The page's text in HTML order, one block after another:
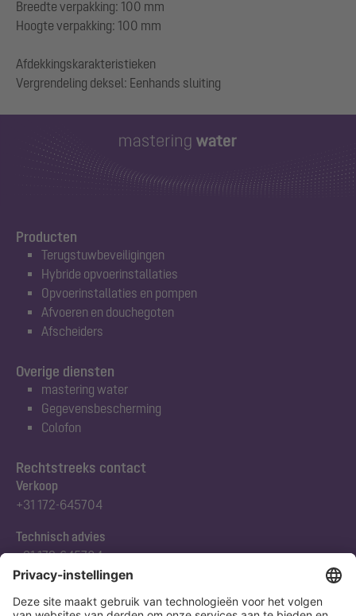
Breedte verpakking: 100 mm
Hoogte verpakking: 100 mm
Afdekkingskarakteristieken
Producten
Terugstuwbeveiligingen
Hybride opvoerinstallaties
Opvoerinstallaties en pompen
Afvoeren en douchegoten
Afscheiders
Rechtstreeks contact
Verkoop
+31 172-645704
Technisch advies
+31 172-645704
Abonneert u zich op onze nieuwsbrief
Overige diensten
mastering water
Gegevensbescherming
Colofon